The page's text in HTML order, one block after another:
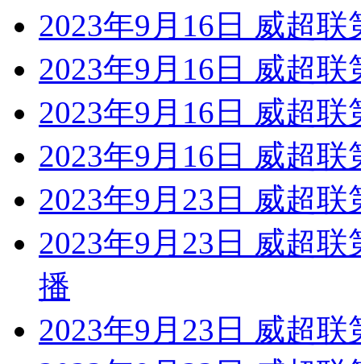
2023年9月16日 威超
2023年9月16日 威超
2023年9月16日 威超
2023年9月16日 威超
2023年9月23日 威超
2023年9月23日 威超
播
2023年9月23日 威超